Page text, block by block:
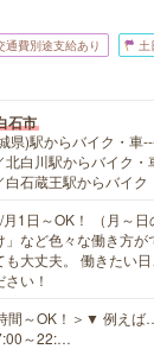
通費別途支給あり 土
石市
県)駅からバイク・車
北白川駅からバイク・
白石蔵王駅からバイク
月1日～OK！ （月～
」など色々な働き方
も大丈夫。 働きたい
い！
間～OK！＞▼ 例え
～22:…